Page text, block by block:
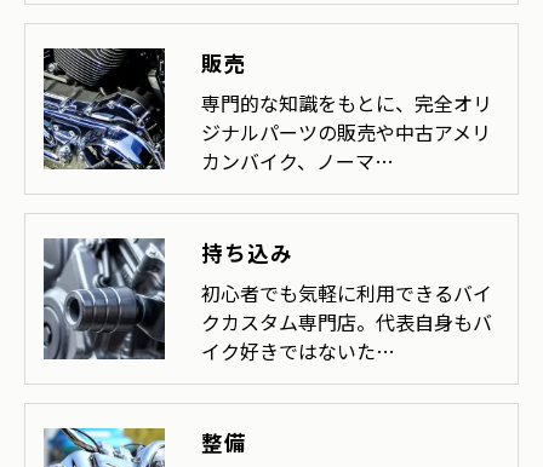
販売
専門的な知識をもとに、完全オリ
ジナルパーツの販売や中古アメリ
カンバイク、ノーマ…
持ち込み
初心者でも気軽に利用できるバイ
クカスタム専門店。代表自身もバ
イク好きではないた…
整備